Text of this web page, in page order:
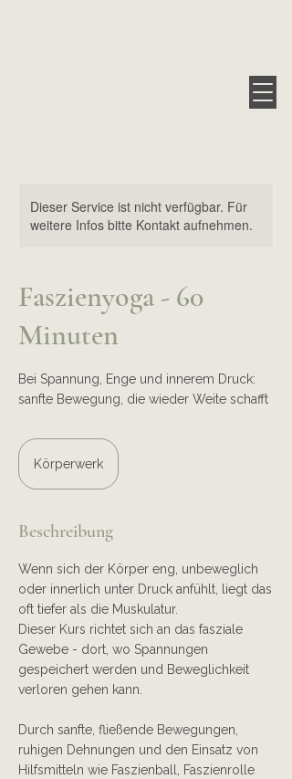
Dieser Service ist nicht verfügbar. Für
weitere Infos bitte Kontakt aufnehmen.
Faszienyoga - 60
Minuten
Bei Spannung, Enge und innerem Druck:
sanfte Bewegung, die wieder Weite schafft
Körperwerk
Beschreibung
Wenn sich der Körper eng, unbeweglich
oder innerlich unter Druck anfühlt, liegt das
oft tiefer als die Muskulatur.
Dieser Kurs richtet sich an das fasziale
Gewebe - dort, wo Spannungen
gespeichert werden und Beweglichkeit
verloren gehen kann.
Durch sanfte, fließende Bewegungen,
ruhigen Dehnungen und den Einsatz von
Hilfsmitteln wie Faszienball, Faszienrolle